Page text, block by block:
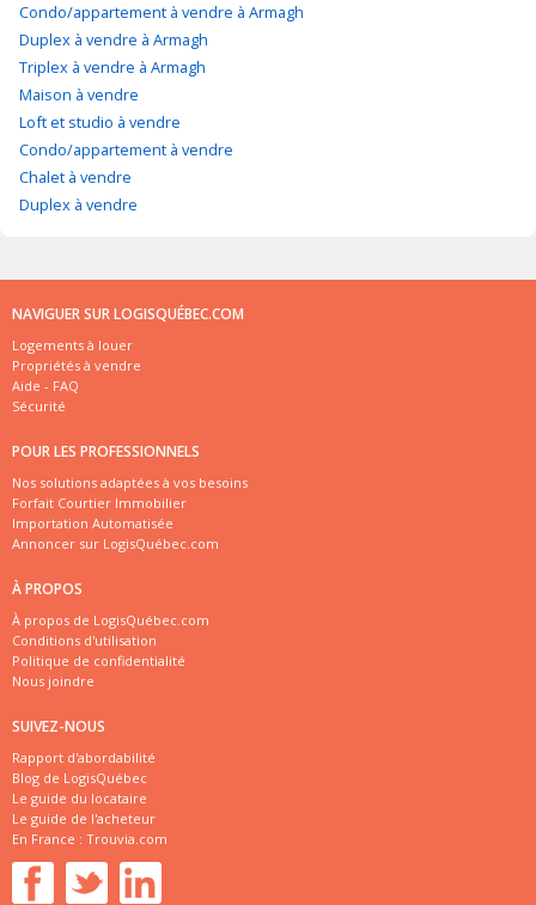
Condo/appartement à vendre à Armagh
Duplex à vendre à Armagh
Triplex à vendre à Armagh
Maison à vendre
Loft et studio à vendre
Condo/appartement à vendre
Chalet à vendre
Duplex à vendre
NAVIGUER SUR LOGISQUÉBEC.COM
Logements à louer
Propriétés à vendre
Aide - FAQ
Sécurité
POUR LES PROFESSIONNELS
Nos solutions adaptées à vos besoins
Forfait Courtier Immobilier
Importation Automatisée
Annoncer sur LogisQuébec.com
À PROPOS
À propos de LogisQuébec.com
Conditions d'utilisation
Politique de confidentialité
Nous joindre
SUIVEZ-NOUS
Rapport d'abordabilité
Blog de LogisQuébec
Le guide du locataire
Le guide de l'acheteur
En France : Trouvia.com